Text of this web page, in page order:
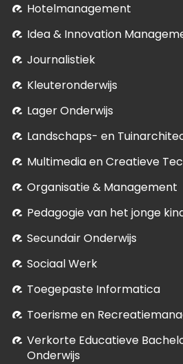
Hotelmanagement
Idea & Innovation
Journalistiek
Kleuteronderwijs
Lager Onderwijs
Landschaps- en
Multimedia en Creatieve
Organisatie & Management
Pedagogie van het jonge
Secundair Onderwijs
Sociaal Werk
Toegepaste Informatica
Toerisme en
Verkorte Educatieve
Onderwijs